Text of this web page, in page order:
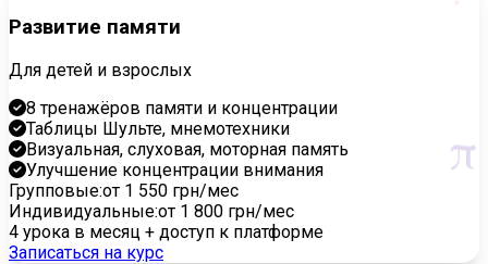
π
Развитие памяти
Для детей и взрослых
8 тренажёров памяти и концентрации
Таблицы Шульте, мнемотехники
Визуальная, слуховая, моторная память
Улучшение концентрации внимания
Групповые:от 1 550 грн/мес
Индивидуальные:от 1 800 грн/мес
4 урока в месяц + доступ к платформе
Записаться на курс